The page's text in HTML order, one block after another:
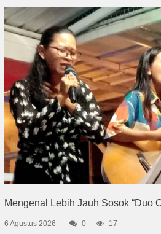
Mengenal Lebih Jauh Sosok “Duo
6 Agustus 2026 0 17